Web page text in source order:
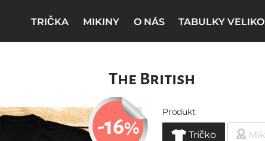
TRIČKA MIKINY O NÁS TABULKY
The British
-16%
Produkt
Tričko